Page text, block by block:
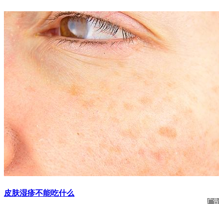
皮肤湿疹不能吃什么